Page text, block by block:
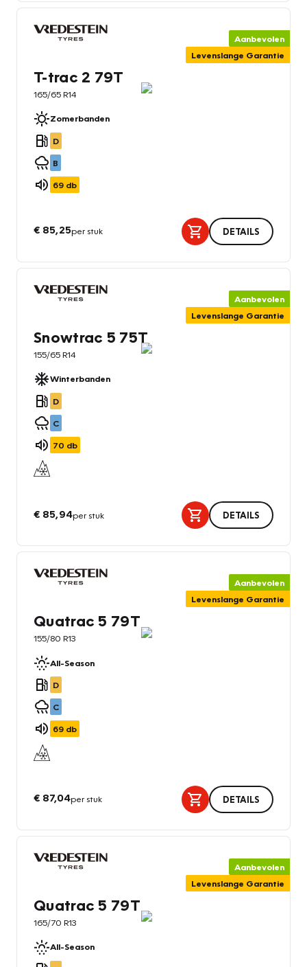
Aanbevolen
Levenslange Garantie
T-trac 2 79T
165/65 R14
Zomerbanden
D
B
69 db
€ 85,25per stuk DETAILS
Aanbevolen
Levenslange Garantie
Snowtrac 5 75T
155/65 R14
Winterbanden
D
C
70 db
€ 85,94per stuk DETAILS
Aanbevolen
Levenslange Garantie
Quatrac 5 79T
155/80 R13
All-Season
D
C
69 db
€ 87,04per stuk DETAILS
Aanbevolen
Levenslange Garantie
Quatrac 5 79T
165/70 R13
All-Season